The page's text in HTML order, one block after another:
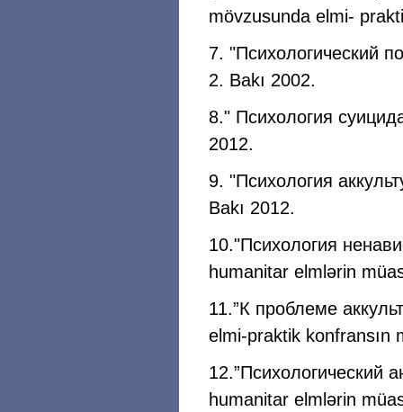
mövzusunda elmi-
7. "Психологический
2. Bakı 2002.
8." Психология
2012.
9. "Психология
Bakı 2012.
10."Психология
humanitar elmlərin
11.”К проблеме
elmi-praktik konfransın
12.”Психологический
humanitar elmlərin